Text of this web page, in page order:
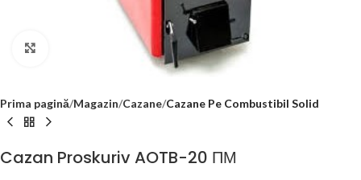
Prima pagină Magazin Cazane Cazane Pe Combustibil Solid
Cazan Proskuriv AOTB-20 ПМ